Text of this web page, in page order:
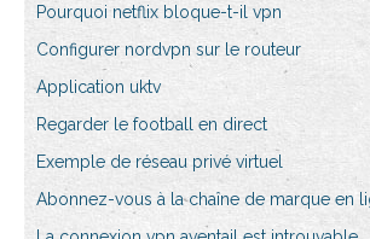
Pourquoi netflix bloque-t-il vpn
Configurer nordvpn sur le routeur
Application uktv
Regarder le football en direct
Exemple de réseau privé virtuel
Abonnez-vous à la chaîne de marque en